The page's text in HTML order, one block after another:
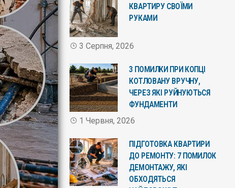
КВАРТИРУ СВОЇМИ
РУКАМИ
3 Серпня, 2026
3 ПОМИЛКИ ПРИ КОПЦІ
КОТЛОВАНУ ВРУЧНУ,
ЧЕРЕЗ ЯКІ РУЙНУЮТЬСЯ
ФУНДАМЕНТИ
1 Червня, 2026
ПІДГОТОВКА КВАРТИРИ
ДО РЕМОНТУ: 7 ПОМИЛОК
ДЕМОНТАЖУ, ЯКІ
ОБХОДЯТЬСЯ